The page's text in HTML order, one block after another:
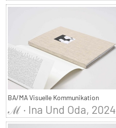
BA/MA Visuelle Kommunikation
ℳ · Ina Und Oda, 2024